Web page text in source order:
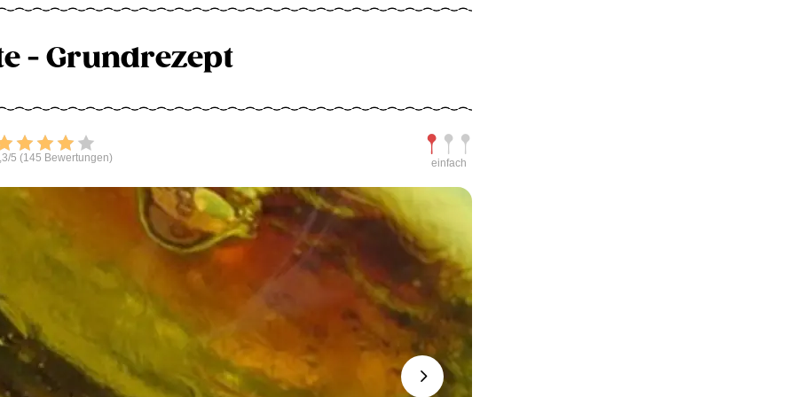
- Grundrezept
Bewerten
5 (145 Bewertungen)
Schwierigkeit
einfach
Next